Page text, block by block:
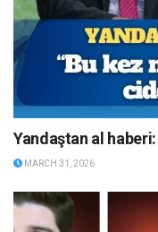
Yandaştan al
MARCH 31, 2026